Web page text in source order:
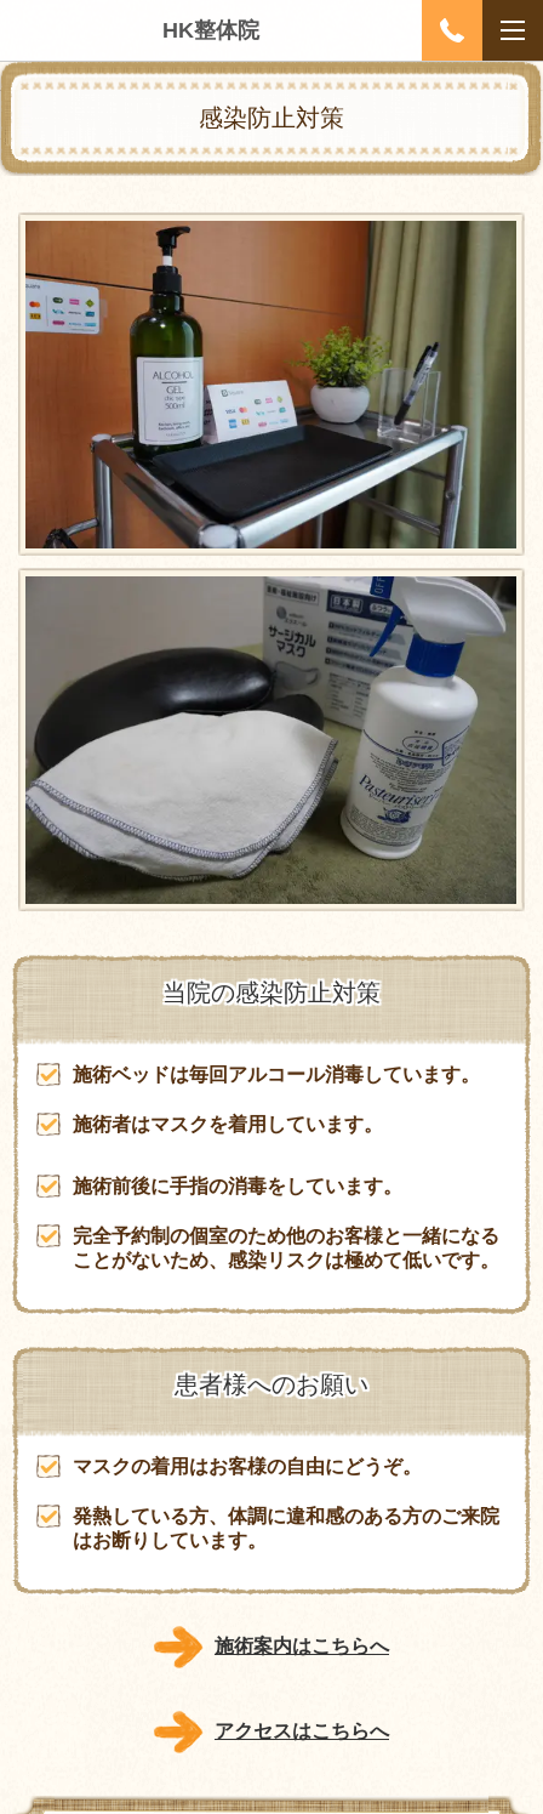
HK整体院
感染防止対策
当院の感染防止対策
施術ベッドは毎回アルコール消毒しています。
施術者はマスクを着用しています。
施術前後に手指の消毒をしています。
完全予約制の個室のため他のお客様と一緒になる
ことがないため、感染リスクは極めて低いです。
患者様へのお願い
マスクの着用はお客様の自由にどうぞ。
発熱している方、体調に違和感のある方のご来院
はお断りしています。
施術案内はこちらへ
アクセスはこちらへ